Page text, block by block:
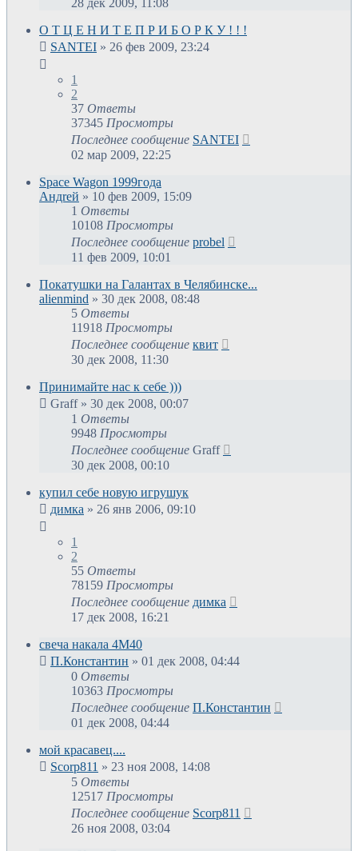
О Т Ц Е Н И Т Е П Р И Б О Р К У ! ! !
SANTEI » 26 фев 2009, 23:24
1
2
37 Ответы
37345 Просмотры
Последнее сообщение SANTEI
02 мар 2009, 22:25
Space Wagon 1999года
Андrей » 10 фев 2009, 15:09
1 Ответы
10108 Просмотры
Последнее сообщение probel
11 фев 2009, 10:01
Покатушки на Галантах в Челябинске...
alienmind » 30 дек 2008, 08:48
5 Ответы
11918 Просмотры
Последнее сообщение квит
30 дек 2008, 11:30
Принимайте нас к себе )))
Graff» 30 дек 2008, 00:07
1 Ответы
9948 Просмотры
Последнее сообщение Graff
30 дек 2008, 00:10
купил себе новую игрушук
димка » 26 янв 2006, 09:10
1
2
55 Ответы
78159 Просмотры
Последнее сообщение димка
17 дек 2008, 16:21
свеча накала 4M40
П.Константин » 01 дек 2008, 04:44
0 Ответы
10363 Просмотры
Последнее сообщение П.Константин
01 дек 2008, 04:44
мой красавец....
Scorp811 » 23 ноя 2008, 14:08
5 Ответы
12517 Просмотры
Последнее сообщение Scorp811
26 ноя 2008, 03:04